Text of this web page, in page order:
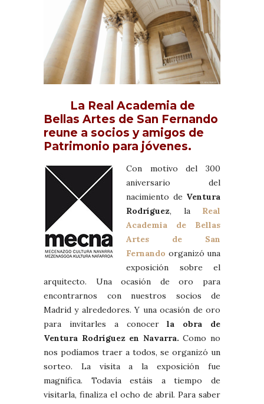
La Real Academia de
Bellas Artes de San Fernando
reune a socios y amigos de
Patrimonio para jóvenes.
Con motivo del 300
aniversario del
nacimiento de Ventura
Rodríguez, la Real
Academia de Bellas
Artes de San
Fernando organizó una
exposición sobre el
arquitecto. Una ocasión de oro para
encontrarnos con nuestros socios de
Madrid y alrededores. Y una ocasión de oro
para invitarles a conocerla obra de
Ventura Rodríguez en Navarra. Como no
nos podíamos traer a todos, se organizó un
sorteo. La visita a la exposición fue
magnífica. Todavía estáis a tiempo de
visitarla, finaliza el ocho de abril. Para saber